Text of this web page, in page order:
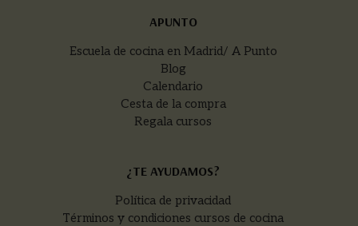
APUNTO
Escuela de cocina en Madrid/ A Punto
Blog
Calendario
Cesta de la compra
Regala cursos
¿TE AYUDAMOS?
Política de privacidad
Términos y condiciones cursos de cocina